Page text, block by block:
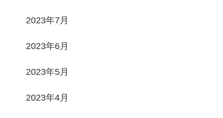
2023年7月
2023年6月
2023年5月
2023年4月